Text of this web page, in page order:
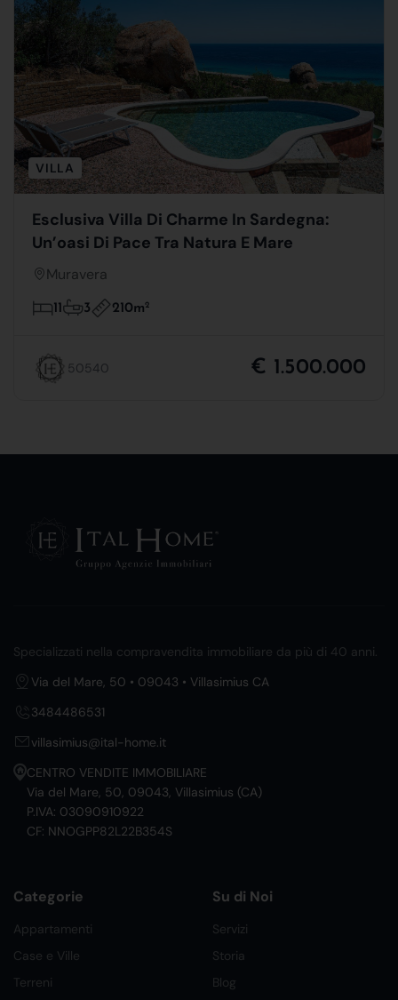
VILLA
Esclusiva Villa Di Charme In Sardegna:
Un’oasi Di Pace Tra Natura E Mare
Muravera
11 3 210m2
50540 € 1.500.000
Specializzati nella compravendita immobiliare da più di 40 anni.
Via del Mare, 50 • 09043 • Villasimius CA
3484486531
villasimius@ital-home.it
CENTRO VENDITE IMMOBILIARE
Via del Mare, 50, 09043, Villasimius (CA)
P.IVA: 03090910922
CF: NNOGPP82L22B354S
Categorie
Appartamenti
Case e Ville
Terreni
Su di Noi
Servizi
Storia
Blog